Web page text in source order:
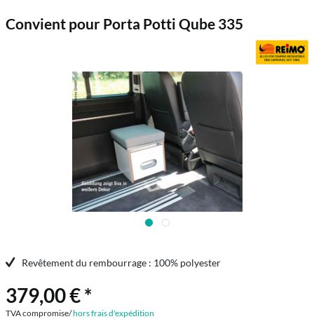
Convient pour Porta Potti Qube 335
Revêtement du rembourrage : 100% polyester
379,00 € *
TVA compromise/hors frais d'expédition